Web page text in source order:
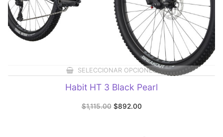
SELECCIONAR OPCIONES
Habit HT 3 Black Pearl
$1,115.00 price
$892.00price